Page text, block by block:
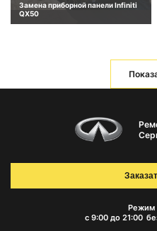
Замена приборной панели Infiniti
QX50
Режим
с 9:00 до 21:00